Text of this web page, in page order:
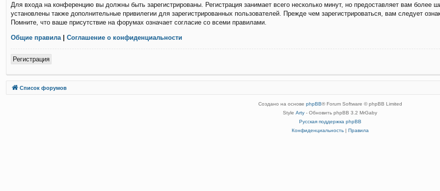
Для входа на конференцию вы должны быть зарегистрированы. Регистрация занимает всего несколько минут, но предоставляет вам более
установлены также дополнительные привилегии для зарегистрированных пользователей. Прежде чем зарегистрироваться, вам следует
Помните, что ваше присутствие на форумах означает согласие со всеми правилами.
Общие правила | Соглашение о конфиденциальности
Регистрация
Список форумов
Связаться с
Создано на основе phpBB® Forum Software © phpBB Limited
Style Arty - Обновить phpBB 3.2 MrGaby
Русская поддержка phpBB
Конфиденциальность| Правила